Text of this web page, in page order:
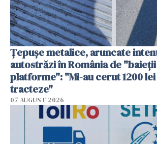
Țepușe metalice, aruncate
autostrăzi în România de
platforme": "Mi-au cerut 1200 lei
tracteze"
07 AUGUST 2026